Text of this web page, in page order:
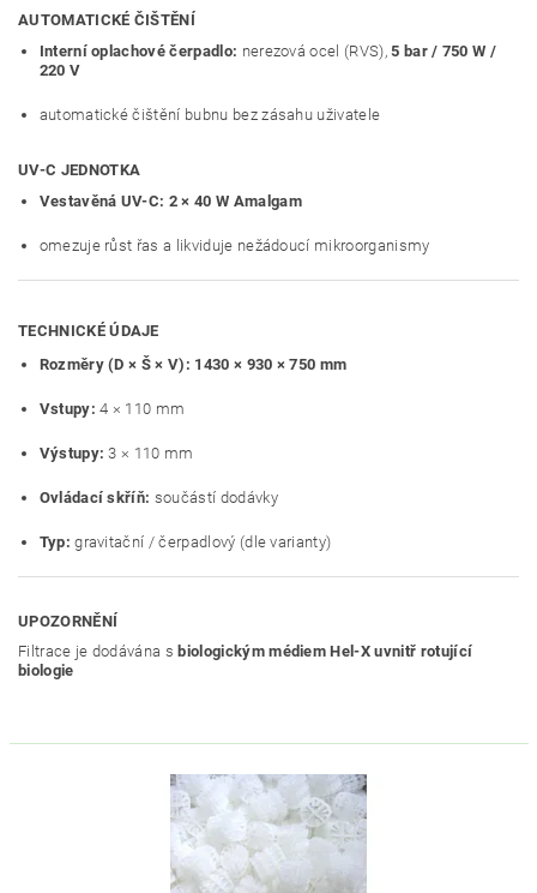
AUTOMATICKÉ ČIŠTĚNÍ
Interní oplachové čerpadlo: nerezová ocel (RVS),5 bar / 750 W /
220 V
automatické čištění bubnu bez zásahu uživatele
UV-C JEDNOTKA
Vestavěná UV-C: 2 × 40 W Amalgam
omezuje růst řas a likviduje nežádoucí mikroorganismy
TECHNICKÉ ÚDAJE
Rozměry (D × Š × V): 1430 × 930 × 750 mm
Vstupy: 4 × 110 mm
Výstupy: 3 × 110 mm
Ovládací skříň: součástí dodávky
Typ: gravitační / čerpadlový (dle varianty)
UPOZORNĚNÍ
Filtrace je dodávána s biologickým médiem Hel-X uvnitř rotující
biologie